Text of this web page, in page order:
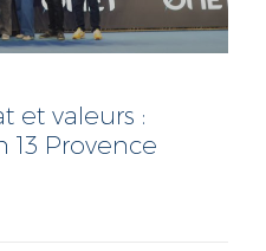
et valeurs :
13 Provence